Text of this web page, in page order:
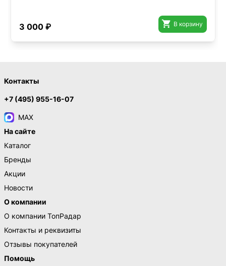
3 000 ₽  В корзину
Контакты
+7 (495) 955-16-07
MAX
На сайте
Каталог
Бренды
Акции
Новости
О компании
О компании ТопРадар
Контакты и реквизиты
Отзывы покупателей
Помощь